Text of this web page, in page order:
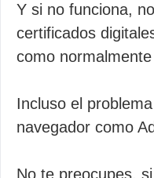
Y si no funciona,
certificados
como
Incluso el
navegador como
No te preocupes,